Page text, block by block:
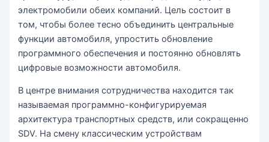
электромобили обеих компаний. Цель состоит в
том, чтобы более тесно объединить центральные
функции автомобиля, упростить обновление
программного обеспечения и постоянно обновлять
цифровые возможности автомобиля.
В центре внимания сотрудничества находится так
называемая программно-конфигурируемая
архитектура транспортных средств, или сокращенно
SDV. На смену классическим устройствам